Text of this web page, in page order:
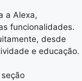
a Alexa,
funcionalidades.
desde
e educação.